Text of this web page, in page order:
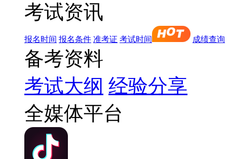
考试资讯
报名时间 报名条件 准考证 考试时间 成绩查询
备考资料
考试大纲 经验分享
全媒体平台